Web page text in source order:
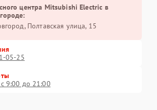
центра Mitsubishi Electric в
Полтавская улица, 15
05-25
9:00 до 21:00